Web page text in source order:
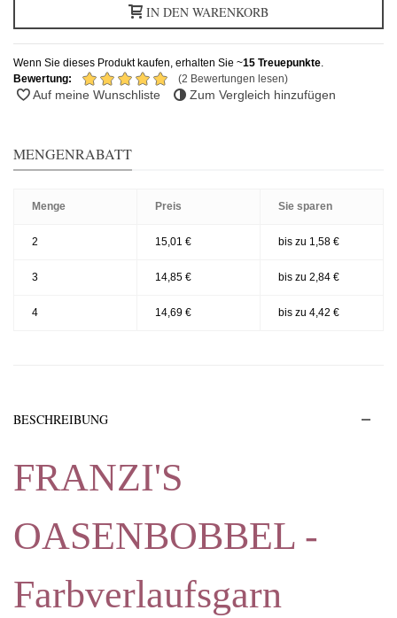
IN DEN WARENKORB
Wenn Sie dieses Produkt kaufen, erhalten Sie ~15 Treuepunkte.
Bewertung:
(2 Bewertungen lesen)
Auf meine Wunschliste Zum Vergleich hinzufügen
MENGENRABATT
Menge Preis Sie sparen
2 15,01 € bis zu 1,58 €
3 14,85 € bis zu 2,84 €
4 14,69 € bis zu 4,42 €
BESCHREIBUNG
FRANZI'S
OASENBOBBEL -
Farbverlaufsgarn